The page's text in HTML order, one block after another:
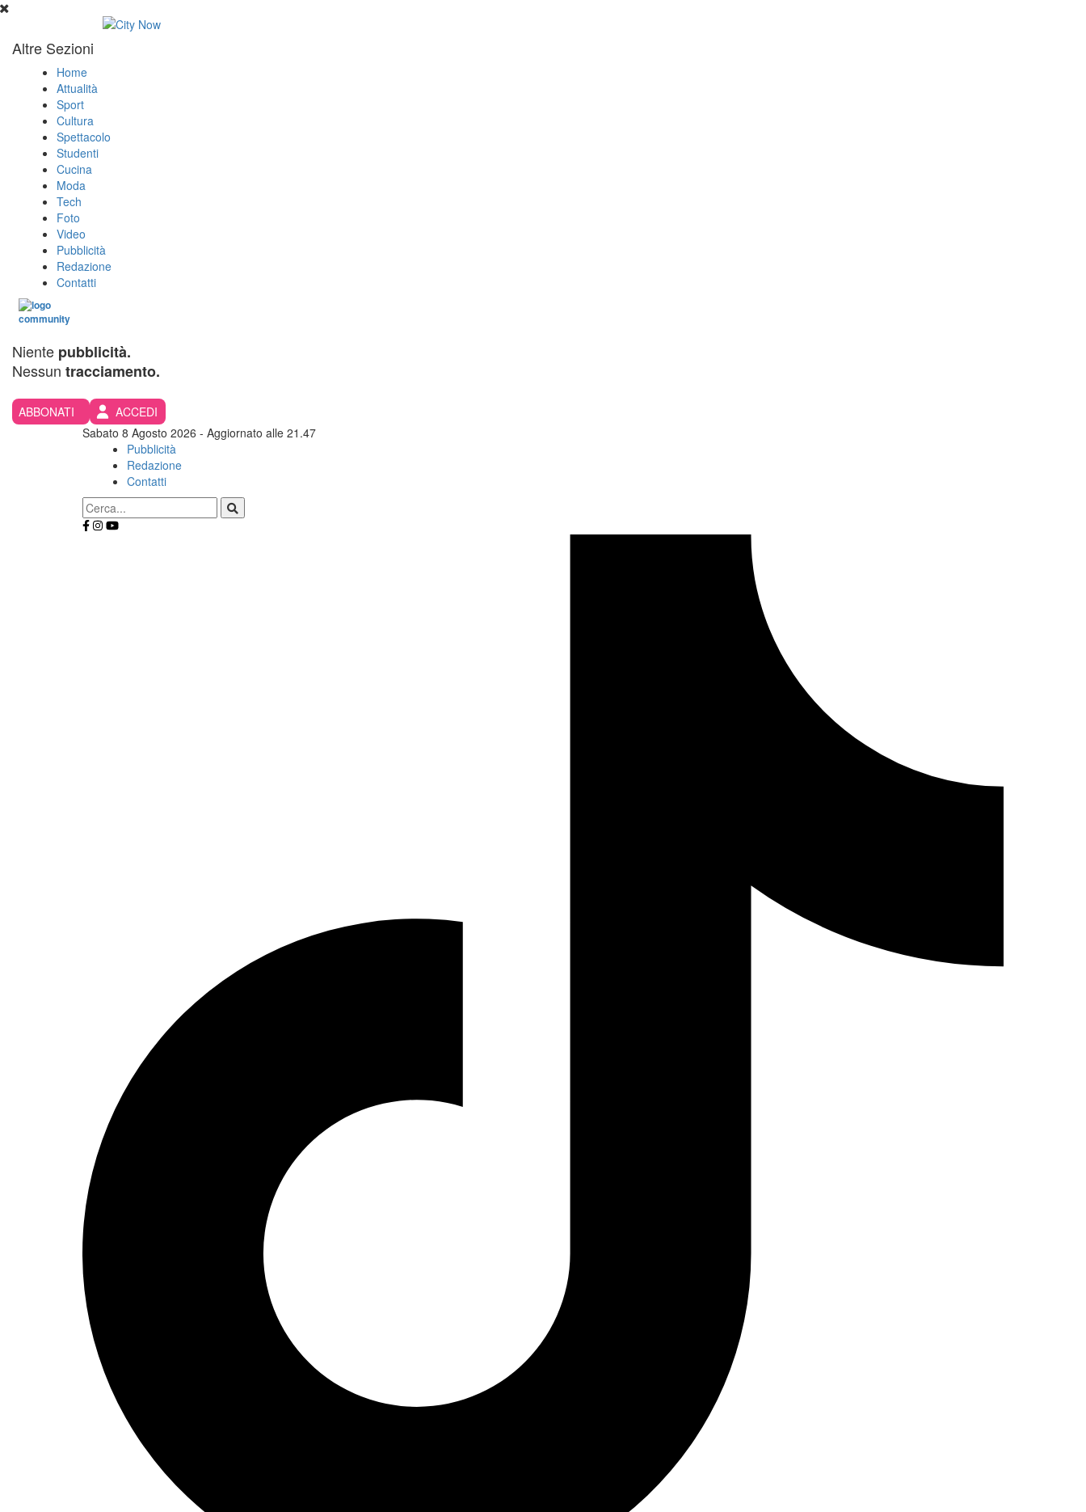
Altre Sezioni
Home
Attualità
Sport
Cultura
Spettacolo
Studenti
Cucina
Moda
Tech
Foto
Video
Pubblicità
Redazione
Contatti
Niente pubblicità.
Nessun tracciamento.
ABBONATI
ACCEDI
Sabato 8 Agosto 2026 - Aggiornato alle 21.47
Pubblicità
Redazione
Contatti